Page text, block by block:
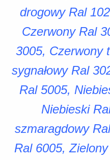
drogowy Ral
Czerwony Ral
3005, Czerwony
sygnałowy Ral
Ral 5005,
Niebieski
szmaragdowy
Ral 6005,